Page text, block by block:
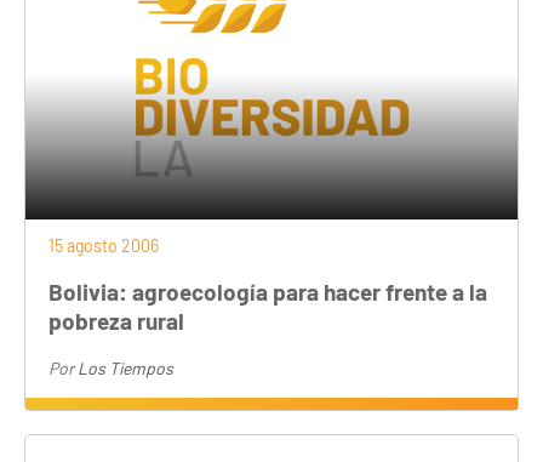
15 agosto 2006
Bolivia: agroecología para hacer frente a la
pobreza rural
PorLos Tiempos